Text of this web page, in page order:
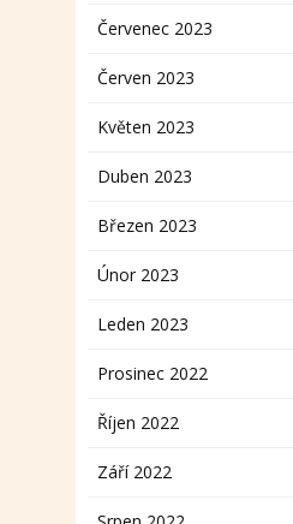
Červenec 2023
Červen 2023
Květen 2023
Duben 2023
Březen 2023
Únor 2023
Leden 2023
Prosinec 2022
Říjen 2022
Září 2022